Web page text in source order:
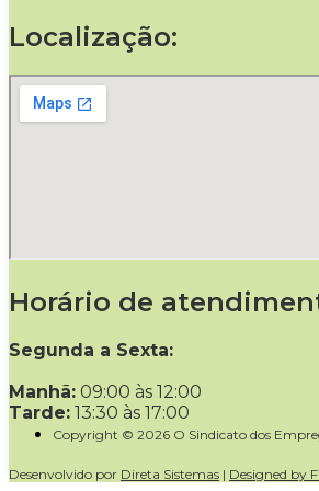
Localização:
Horário de
Segunda a Sexta:
Manhã: 09:00 às 12:00
Tarde: 13:30 às 17:00
Copyright © 2026 O Sindicato dos
Desenvolvido por Direta Sistemas | Designed by